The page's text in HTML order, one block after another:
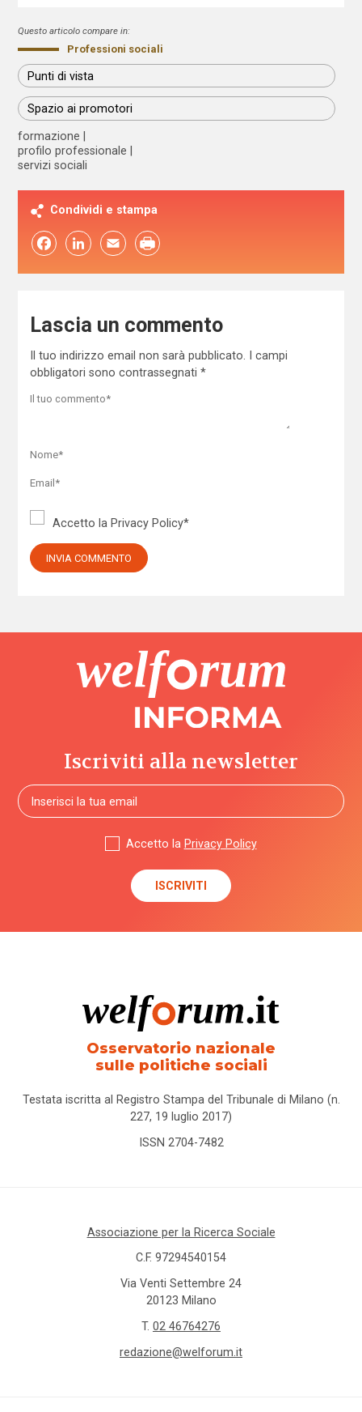
Questo articolo compare in:
Professioni sociali
Punti di vista
Spazio ai promotori
formazione
profilo professionale
servizi sociali
Condividi e stampa
FacebookLinkedIn Email
Lascia un commento
Il tuo indirizzo email non sarà pubblicato.
I campi
obbligatori sono contrassegnati *
Accetto la Privacy Policy*
Iscriviti alla newsletter
Accetto la Privacy Policy
Osservatorio nazionale
sulle politiche sociali
Testata iscritta al Registro Stampa del Tribunale di Milano (n.
227, 19 luglio 2017)
ISSN 2704-7482
Associazione per la Ricerca Sociale
C.F. 97294540154
Via Venti Settembre 24
20123 Milano
T. 02 46764276
redazione@welforum.it